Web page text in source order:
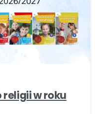
-
religii w roku